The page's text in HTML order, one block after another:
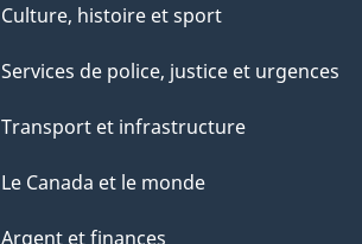
Culture, histoire et sport
Services de police, justice et urgences
Transport et infrastructure
Le Canada et le monde
Argent et finances